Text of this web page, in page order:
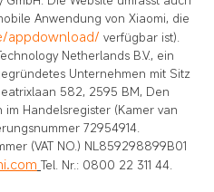
Anwendung von Xiaomi, die
appdownload/ verfügbar ist).
Netherlands B.V., ein
Unternehmen mit Sitz
582, 2595 BM, Den
Handelsregister (Kamer van
72954914.
(VAT NO.) NL859298899B01
Tel. Nr.: 0800 22 311 44.